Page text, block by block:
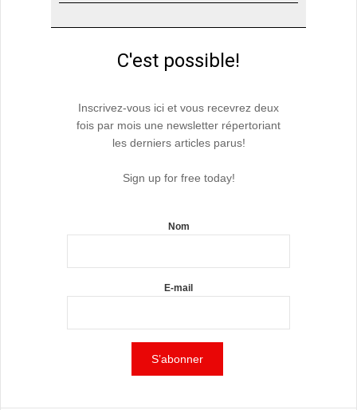
C'est possible!
Inscrivez-vous ici et vous recevrez deux
fois par mois une newsletter répertoriant
les derniers articles parus!
Sign up for free today!
Nom
E-mail